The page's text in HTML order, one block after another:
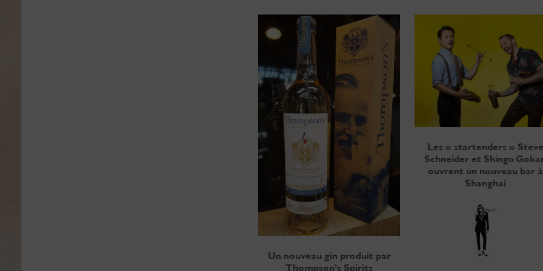
Un nouveau gin produit par
Thompson’s Spirits
Les « startenders » Steve
Schneider et Shingo
ouvrent un nouveau bar à
Shanghai